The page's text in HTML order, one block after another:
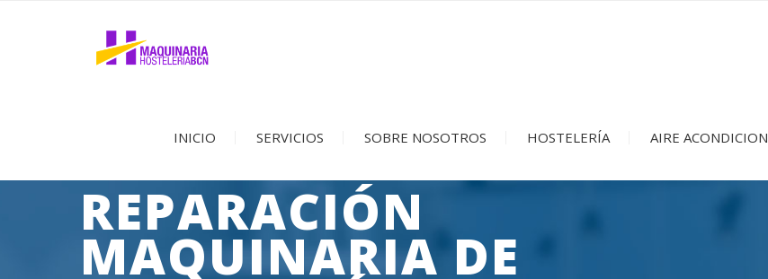
INICIO SERVICIOS SOBRE NOSOTROS HOSTELERÍA AIRE
REPARACIÓN
MAQUINARIA DE